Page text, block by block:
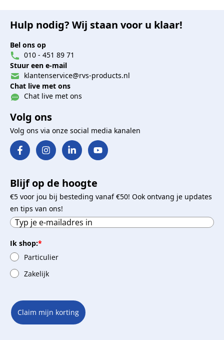
Hulp nodig? Wij staan voor u klaar!
Bel ons op
010 - 451 89 71
Stuur een e-mail
klantenservice@rvs-products.nl
Chat live met ons
Chat live met ons
Volg ons
Volg ons via onze social media kanalen
Blijf op de hoogte
€5 voor jou bij besteding vanaf €50! Ook ontvang je updates
en tips van ons!
Ik shop:*
Particulier
Zakelijk
Claim mijn korting